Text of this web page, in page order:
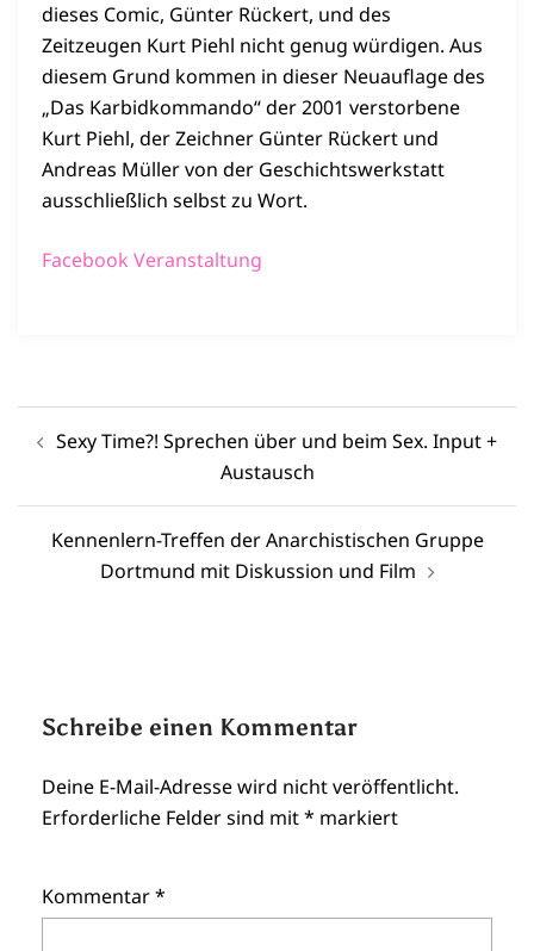
dieses Comic, Günter Rückert, und des
Zeitzeugen Kurt Piehl nicht genug würdigen. Aus
diesem Grund kommen in dieser Neuauflage des
„Das Karbidkommando“ der 2001 verstorbene
Kurt Piehl, der Zeichner Günter Rückert und
Andreas Müller von der Geschichtswerkstatt
ausschließlich selbst zu Wort.
Facebook Veranstaltung
Beitragsnavigation
Sexy Time?! Sprechen über und beim Sex. Input +
Austausch
Kennenlern-Treffen der Anarchistischen Gruppe
Dortmund mit Diskussion und Film
Schreibe einen Kommentar
Deine E-Mail-Adresse wird nicht veröffentlicht.
Erforderliche Felder sind mit* markiert
Kommentar*